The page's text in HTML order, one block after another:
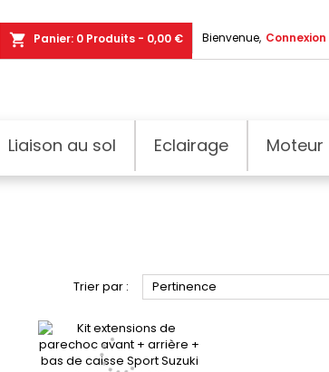
Bienvenue, Connexion
shopping_cart Panier: 0 Produits - 0,00 €
Liaison au sol Eclairage Moteur
Trier par : Pertinence